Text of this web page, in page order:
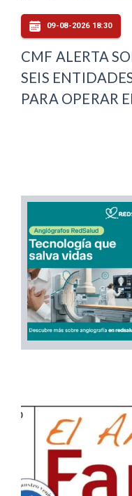
09-08-2026 18:30
CMF ALERTA
SEIS
PARA OPERAR